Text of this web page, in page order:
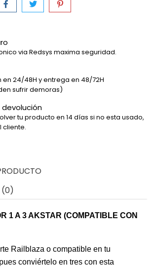
via Redsys maxima seguridad.
24/48H y entrega en 48/72H
sufrir demoras)
tu producto en 14 días si no esta usado,
cliente.
(0)
1 A 3 AKSTAR (COMPATIBLE CON
Railblaza o compatible en tu
conviértelo en tres con esta